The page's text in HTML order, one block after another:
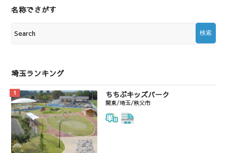
名称でさがす
埼玉ランキング
ちちぶキッズパーク
関東/埼玉/秩父市